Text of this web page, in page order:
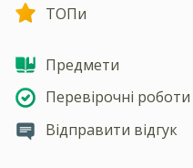
ТОПи
Предмети
Перевірочні роботи
Відправити відгук